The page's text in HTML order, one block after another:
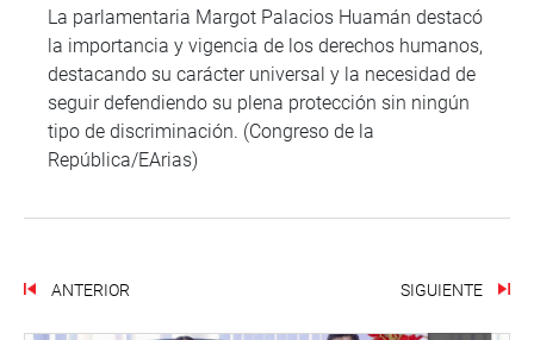
La parlamentaria Margot Palacios Huamán destacó
la importancia y vigencia de los derechos humanos,
destacando su carácter universal y la necesidad de
seguir defendiendo su plena protección sin ningún
tipo de discriminación. (Congreso de la
República/EArias)
ANTERIOR SIGUIENTE